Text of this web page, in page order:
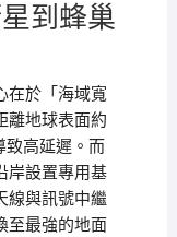
到蜂巢
在於「海域寬
離地球表面約
致高延遲。而
岸設置專用基
線與訊號中繼
至最強的地面